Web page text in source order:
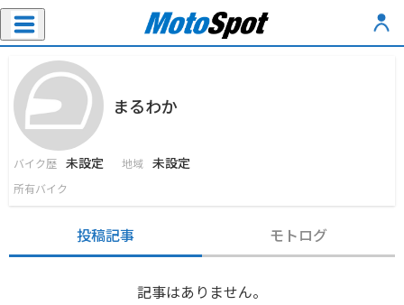
まるわか
バイク歴 未設定 地域 未設定
所有バイク
投稿記事 モトログ
記事はありません。